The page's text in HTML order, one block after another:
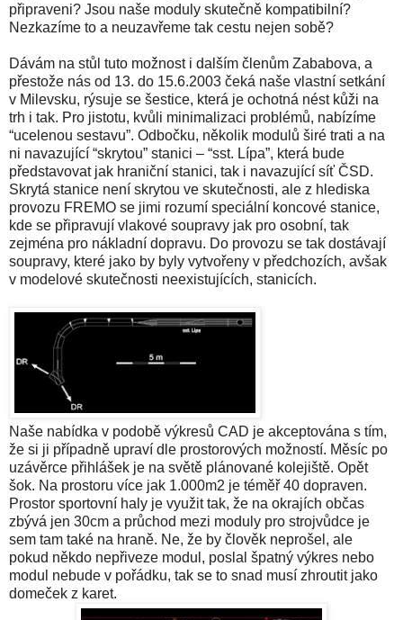
připraveni? Jsou naše moduly skutečně kompatibilní?
Nezkazíme to a neuzavřeme tak cestu nejen sobě?
Dávám na stůl tuto možnost i dalším členům Zababova, a
přestože nás od 13. do 15.6.2003 čeká naše vlastní setkání
v Milevsku, rýsuje se šestice, která je ochotná nést kůži na
trh i tak. Pro jistotu, kvůli minimalizaci problémů, nabízíme
“ucelenou sestavu”. Odbočku, několik modulů širé trati a na
ni navazující “skrytou” stanici – “sst. Lípa”, která bude
představovat jak hraniční stanici, tak i navazující síť ČSD.
Skrytá stanice není skrytou ve skutečnosti, ale z hlediska
provozu FREMO se jimi rozumí speciální koncové stanice,
kde se připravují vlakové soupravy jak pro osobní, tak
zejména pro nákladní dopravu. Do provozu se tak dostávají
soupravy, které jako by byly vytvořeny v předchozích, avšak
v modelové skutečnosti neexistujících, stanicích.
Naše nabídka v podobě výkresů CAD je akceptována s tím,
že si ji případně upraví dle prostorových možností. Měsíc po
uzávěrce přihlášek je na světě plánované kolejiště. Opět
šok. Na prostoru více jak 1.000m2 je téměř 40 dopraven.
Prostor sportovní haly je využit tak, že na okrajích občas
zbývá jen 30cm a průchod mezi moduly pro strojvůdce je
sem tam také na hraně. Ne, že by člověk neprošel, ale
pokud někdo nepřiveze modul, poslal špatný výkres nebo
modul nebude v pořádku, tak se to snad musí zhroutit jako
domeček z karet.